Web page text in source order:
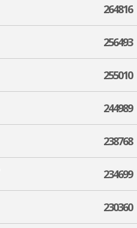
264816
256493
255010
244989
238768
234699
230360